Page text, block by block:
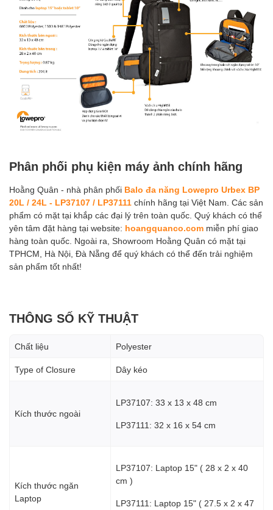
Phân phối phụ kiện máy ảnh chính hãng
Hoằng Quân - nhà phân phối Balo đa năng Lowepro Urbex BP
20L / 24L - LP37107 / LP37111 chính hãng tại Việt Nam. Các sản
phẩm có mặt tại khắp các đại lý trên toàn quốc. Quý khách có thể
yên tâm đặt hàng tại website: hoangquanco.com miễn phí giao
hàng toàn quốc. Ngoài ra, Showroom Hoằng Quân có mặt tại
TPHCM, Hà Nội, Đà Nẵng để quý khách có thể đến trải nghiệm
sản phẩm tốt nhất!
THÔNG SỐ KỸ THUẬT
Chất liệu Polyester
Type of Closure Dây kéo
Kích thước ngoài
LP37107: 33 x 13 x 48 cm
LP37111: 32 x 16 x 54 cm
Kích thước ngăn
Laptop
LP37107: Laptop 15" ( 28 x 2 x 40
cm )
LP37111: Laptop 15" ( 27.5 x 2 x 47